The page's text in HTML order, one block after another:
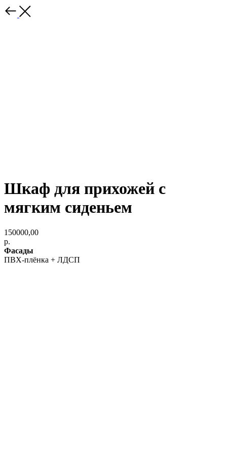
Шкаф для прихожей с
мягким сиденьем
150000,00
р.
Фасады
ПВХ-плёнка + ЛДСП